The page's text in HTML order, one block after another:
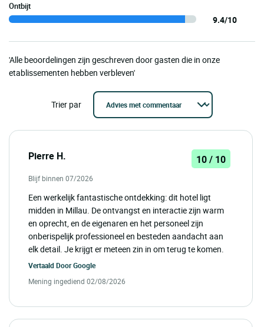
Ontbijt
9.4/10
'Alle beoordelingen zijn geschreven door gasten die in onze
etablissementen hebben verbleven'
Trier par
Pierre H. 10 / 10
Blijf binnen 07/2026
Een werkelijk fantastische ontdekking: dit hotel ligt
midden in Millau. De ontvangst en interactie zijn warm
en oprecht, en de eigenaren en het personeel zijn
onberispelijk professioneel en besteden aandacht aan
elk detail. Je krijgt er meteen zin in om terug te komen.
Vertaald DoorGoogle
Mening ingediend 02/08/2026